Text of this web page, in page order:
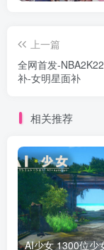
上一篇
全网首发-
补-女明星面补
相关推荐